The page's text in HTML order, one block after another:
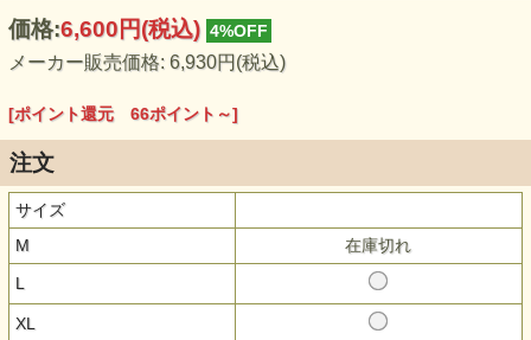
価格:6,600円(税込) 4%OFF
メーカー販売価格: 6,930円(税込)
[ポイント還元 66ポイント～]
注文
サイズ
M
在庫切れ
L
XL